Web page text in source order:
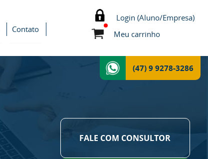
Contato
Login (Aluno/Empresa)
Meu carrinho
(47) 9 9278-3286
FALE COM CONSULTOR